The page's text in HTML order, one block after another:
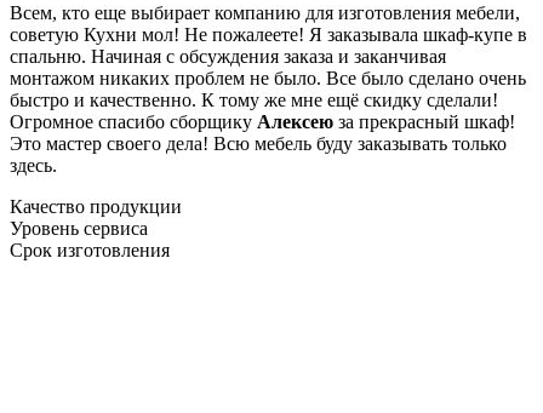
Всем, кто еще выбирает компанию для изготовления мебели,
советую Кухни мол! Не пожалеете! Я заказывала шкаф-купе в
спальню. Начиная с обсуждения заказа и заканчивая
монтажом никаких проблем не было. Все было сделано очень
быстро и качественно. К тому же мне ещё скидку сделали!
Огромное спасибо сборщику Алексею за прекрасный шкаф!
Это мастер своего дела! Всю мебель буду заказывать только
здесь.
Качество продукции
Уровень сервиса
Срок изготовления